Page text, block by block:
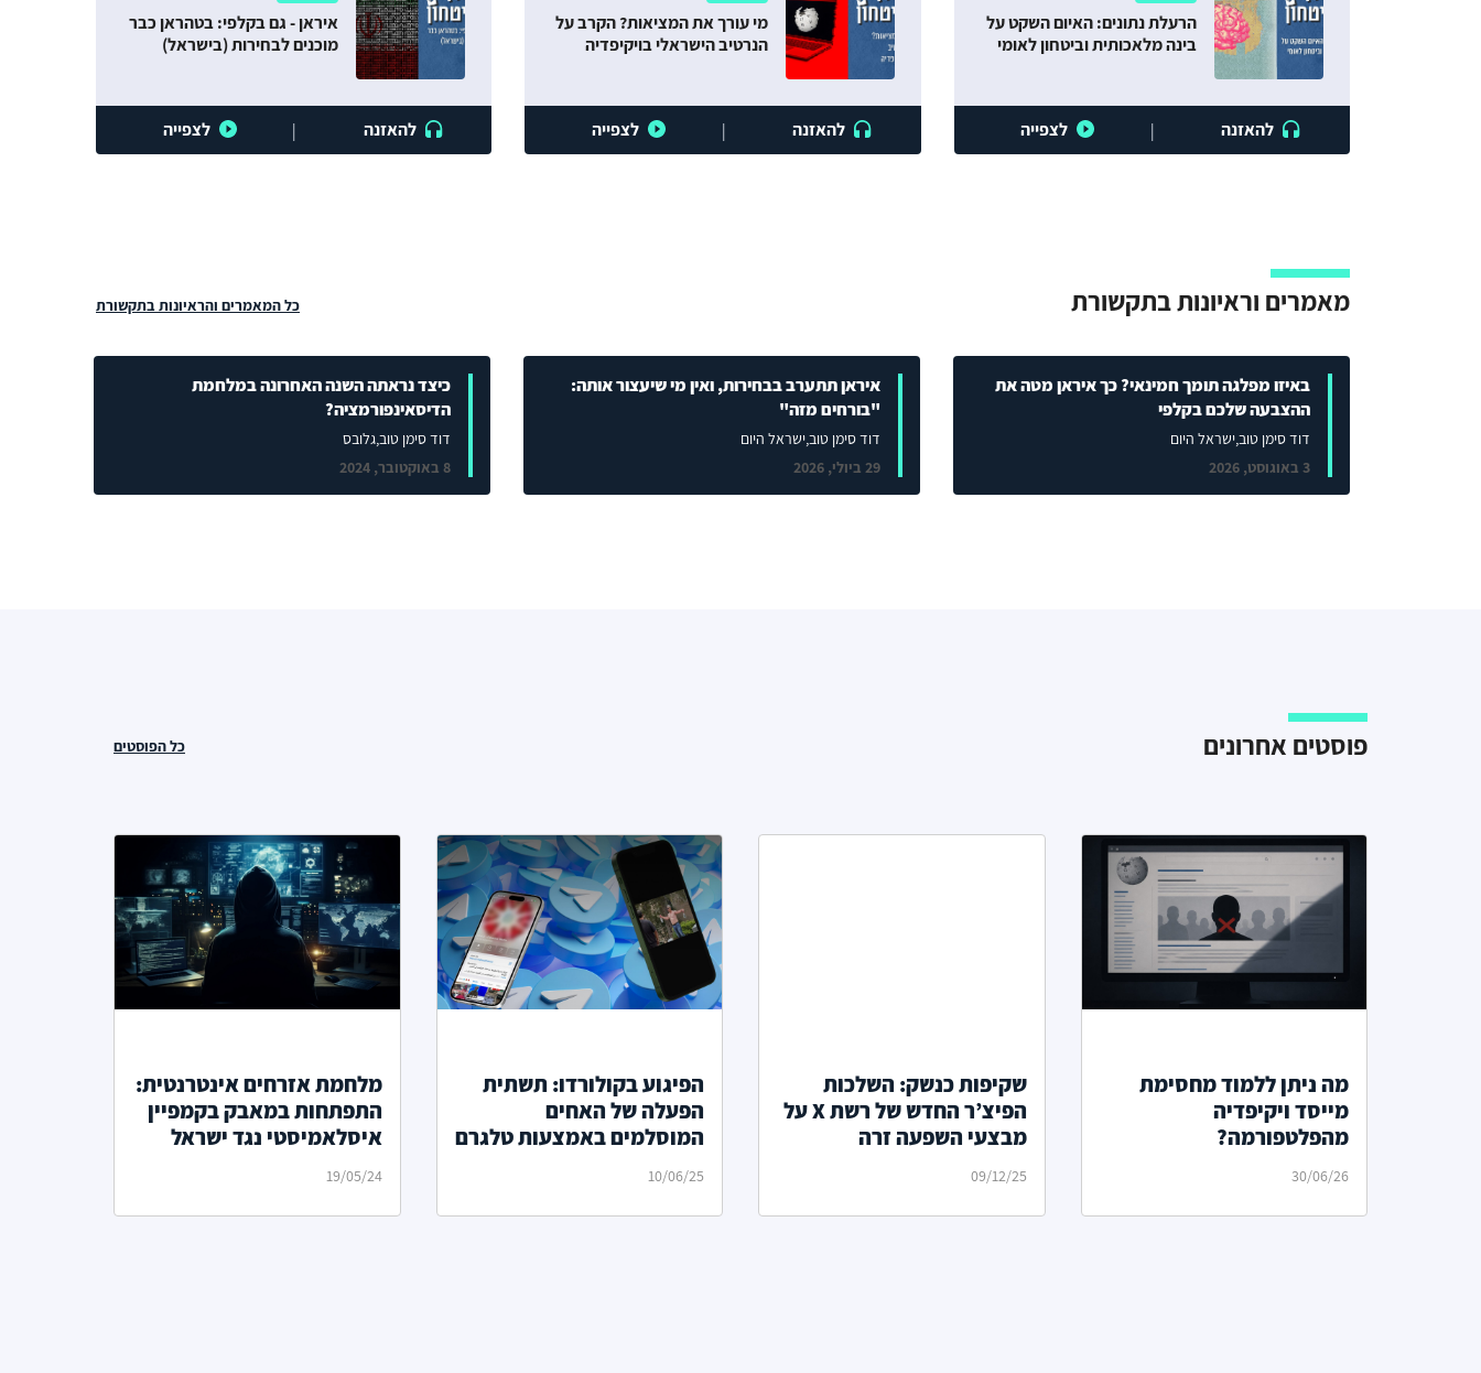
הרעלת נתונים: האיום השקט על
בינה מלאכותית וביטחון לאומי
להאזנה | לצפייה
מי עורך את המציאות? הקרב על
הנרטיב הישראלי בויקיפדיה
להאזנה | לצפייה
איראן - גם בקלפי: בטהראן כבר
מוכנים לבחירות (בישראל)
להאזנה | לצפייה
מאמרים וראיונות בתקשורת כל המאמרים והראיונות בתקשורת
באיזו מפלגה תומך חמינאי? כך איראן מטה את
ההצבעה שלכם בקלפי
דוד סימן טוב,ישראל היום
3 באוגוסט, 2026
איראן תתערב בבחירות, ואין מי שיעצור אותה:
"בורחים מזה"
דוד סימן טוב,ישראל היום
29 ביולי, 2026
כיצד נראתה השנה האחרונה במלחמת
הדיסאינפורמציה?
דוד סימן טוב,גלובס
8 באוקטובר, 2024
פוסטים אחרונים כל הפוסטים
מה ניתן ללמוד מחסימת
מייסד ויקיפדיה
מהפלטפורמה?
30/06/26
שקיפות כנשק: השלכות
הפיצ’ר החדש של רשת X על
מבצעי השפעה זרה
09/12/25
הפיגוע בקולורדו: תשתית
הפעלה של האחים
המוסלמים באמצעות טלגרם
10/06/25
מלחמת אזרחים אינטרנטית:
התפתחות במאבק בקמפיין
איסלאמיסטי נגד ישראל
19/05/24